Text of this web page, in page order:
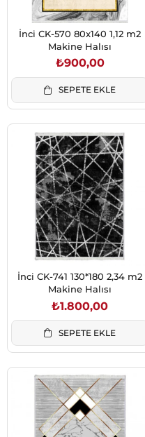
İnci CK-570 80x140 1,12 m2
Makine Halısı
₺900,00
SEPETE EKLE
İnci CK-741 130*180 2,34 m2
Makine Halısı
₺1.800,00
SEPETE EKLE